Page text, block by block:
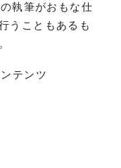
執筆がおもな仕
うこともあるも
テンツ